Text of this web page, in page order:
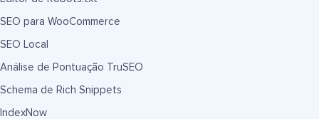
SEO para WooCommerce
SEO Local
Análise de Pontuação TruSEO
Schema de Rich Snippets
IndexNow